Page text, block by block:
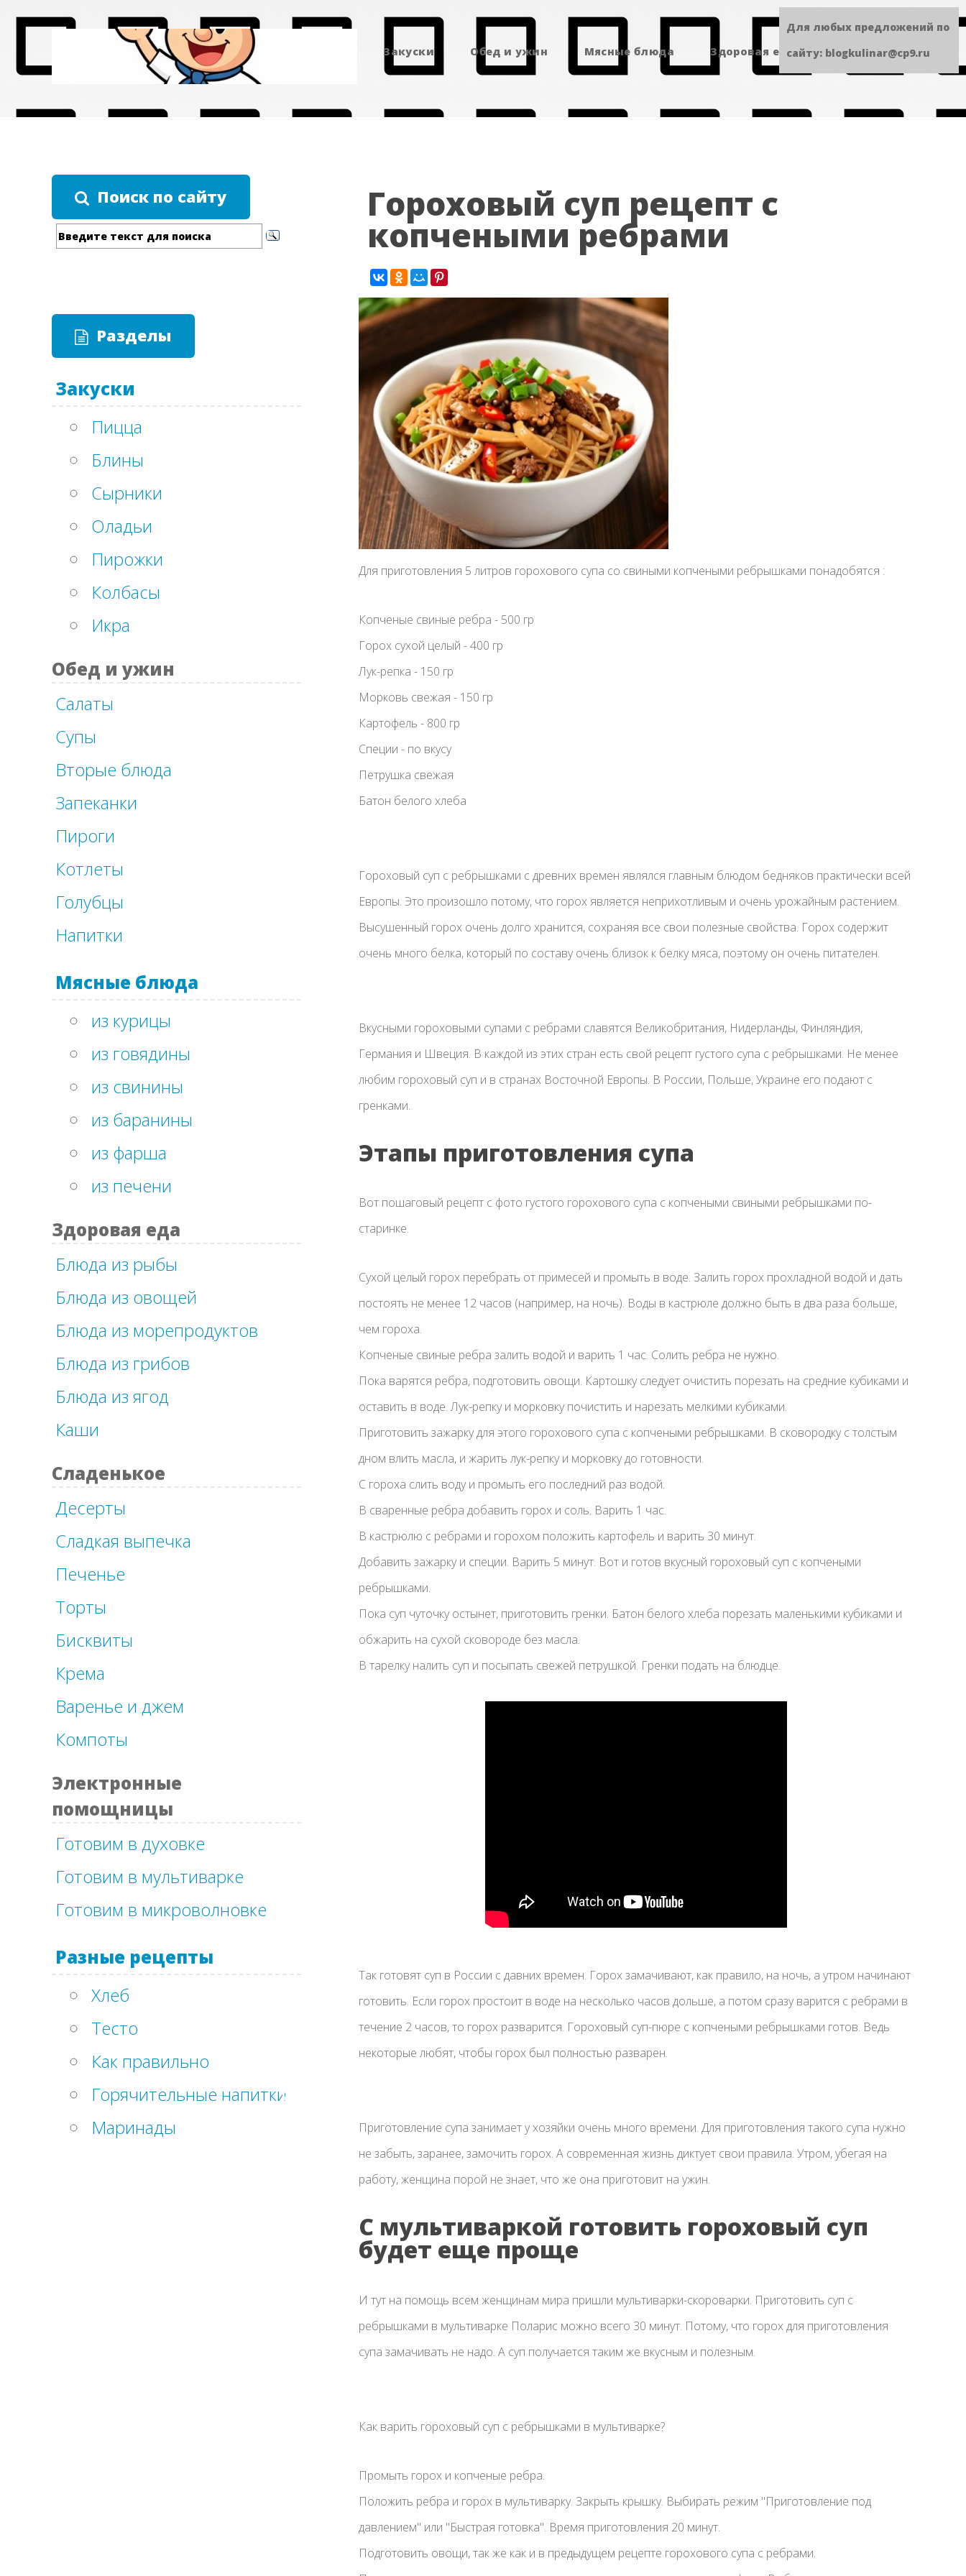
Закуски Обед и ужин Мясные блюда Здоровая еда Сладенькое
Поиск по сайту
Разделы
Закуски
Пицца
Блины
Сырники
Оладьи
Пирожки
Колбасы
Икра
Обед и ужин
Салаты
Супы
Вторые блюда
Запеканки
Пироги
Котлеты
Голубцы
Напитки
Мясные блюда
из курицы
из говядины
из свинины
из баранины
из фарша
из печени
Здоровая еда
Блюда из рыбы
Блюда из овощей
Блюда из морепродуктов
Блюда из грибов
Блюда из ягод
Каши
Сладенькое
Десерты
Сладкая выпечка
Печенье
Торты
Бисквиты
Крема
Варенье и джем
Компоты
Электронные
помощницы
Готовим в духовке
Готовим в мультиварке
Готовим в микроволновке
Разные рецепты
Хлеб
Тесто
Как правильно
Горячительные напитки
Маринады
Гороховый суп рецепт с
копчеными ребрами
Для приготовления 5 литров горохового супа со свиными копчеными ребрышками понадобятся :
Копченые свиные ребра - 500 гр
Горох сухой целый - 400 гр
Лук-репка - 150 гр
Морковь свежая - 150 гр
Картофель - 800 гр
Специи - по вкусу
Петрушка свежая
Батон белого хлеба
Гороховый суп с ребрышками с древних времен являлся главным блюдом бедняков практически всей
Европы. Это произошло потому, что горох является неприхотливым и очень урожайным растением.
Высушенный горох очень долго хранится, сохраняя все свои полезные свойства. Горох содержит
очень много белка, который по составу очень близок к белку мяса, поэтому он очень питателен.
Вкусными гороховыми супами с ребрами славятся Великобритания, Нидерланды, Финляндия,
Германия и Швеция. В каждой из этих стран есть свой рецепт густого супа с ребрышками. Не менее
любим гороховый суп и в странах Восточной Европы. В России, Польше, Украине его подают с
гренками.
Этапы приготовления супа
Вот пошаговый рецепт с фото густого горохового супа с копчеными свиными ребрышками по-
старинке.
Сухой целый горох перебрать от примесей и промыть в воде. Залить горох прохладной водой и дать
постоять не менее 12 часов (например, на ночь). Воды в кастрюле должно быть в два раза больше,
чем гороха.
Копченые свиные ребра залить водой и варить 1 час. Солить ребра не нужно.
Пока варятся ребра, подготовить овощи. Картошку следует очистить порезать на средние кубиками и
оставить в воде. Лук-репку и морковку почистить и нарезать мелкими кубиками.
Приготовить зажарку для этого горохового супа с копчеными ребрышками. В сковородку с толстым
дном влить масла, и жарить лук-репку и морковку до готовности.
С гороха слить воду и промыть его последний раз водой.
В сваренные ребра добавить горох и соль. Варить 1 час.
В кастрюлю с ребрами и горохом положить картофель и варить 30 минут.
Добавить зажарку и специи. Варить 5 минут. Вот и готов вкусный гороховый суп с копчеными
ребрышками.
Пока суп чуточку остынет, приготовить гренки. Батон белого хлеба порезать маленькими кубиками и
обжарить на сухой сковороде без масла.
В тарелку налить суп и посыпать свежей петрушкой. Гренки подать на блюдце.
Так готовят суп в России с давних времен. Горох замачивают, как правило, на ночь, а утром начинают
готовить. Если горох простоит в воде на несколько часов дольше, а потом сразу варится с ребрами в
течение 2 часов, то горох разварится. Гороховый суп-пюре с копчеными ребрышками готов. Ведь
некоторые любят, чтобы горох был полностью разварен.
Приготовление супа занимает у хозяйки очень много времени. Для приготовления такого супа нужно
не забыть, заранее, замочить горох. А современная жизнь диктует свои правила. Утром, убегая на
работу, женщина порой не знает, что же она приготовит на ужин.
С мультиваркой готовить гороховый суп
будет еще проще
И тут на помощь всем женщинам мира пришли мультиварки-скороварки. Приготовить суп с
ребрышками в мультиварке Поларис можно всего 30 минут. Потому, что горох для приготовления
супа замачивать не надо. А суп получается таким же вкусным и полезным.
Как варить гороховый суп с ребрышками в мультиварке?
Промыть горох и копченые ребра.
Положить ребра и горох в мультиварку. Закрыть крышку. Выбирать режим "Приготовление под
давлением" или "Быстрая готовка". Время приготовления 20 минут.
Подготовить овощи, так же как и в предыдущем рецепте горохового супа с ребрами.
Для любых предложений по
сайту: blogkulinar@cp9.ru